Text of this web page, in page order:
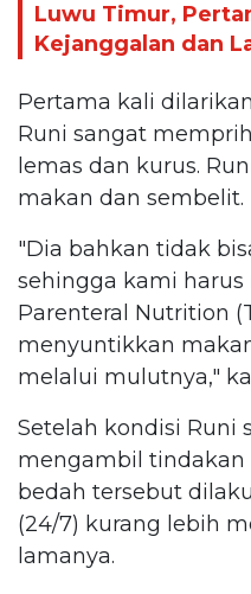
Luwu Timur,
Kejanggalan dan
Pertama kali
Runi sangat
lemas dan kurus.
makan dan sembelit.
"Dia bahkan tidak
sehingga kami harus
Parenteral Nutrition
menyuntikkan
melalui mulutnya,"
Setelah kondisi Runi
mengambil tindakan
bedah tersebut
(24/7) kurang lebih
lamanya.